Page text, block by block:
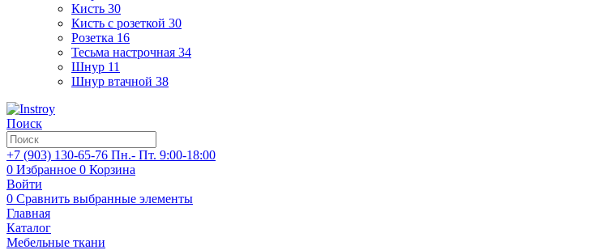
Кисть 30
Кисть с розеткой 30
Розетка 16
Тесьма настрочная 34
Шнур 11
Шнур втачной 38
Поиск
+7 (903) 130-65-76 Пн.- Пт. 9:00-18:00
0 Избранное 0 Корзина
Войти
0 Сравнить выбранные элементы
Главная
Каталог
Мебельные ткани